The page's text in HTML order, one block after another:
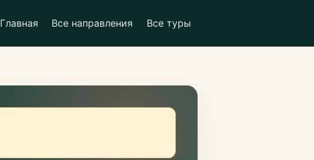
Главная Все направления Все туры